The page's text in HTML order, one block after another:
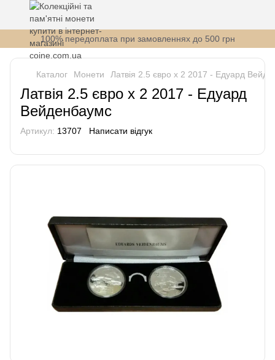
100% передоплата при замовленнях до 500 грн
Каталог Монети Латвія 2.5 євро x 2 2017 - Едуард
Латвія 2.5 євро x 2 2017 - Едуард
Вейденбаумс
Артикул: 13707 Написати відгук